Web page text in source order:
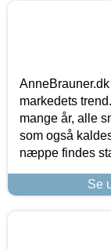
markedets
mange år, alle
som også
næppe findes
Se